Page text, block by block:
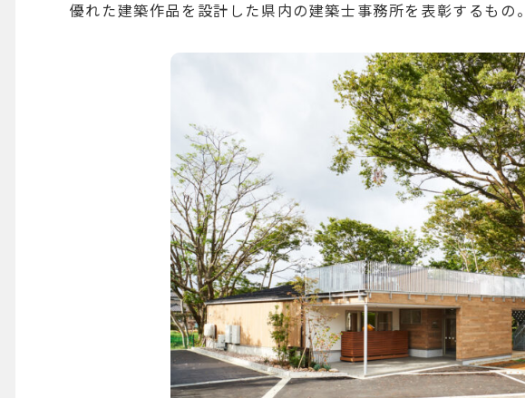
優れた建築作品を設計した県内の建築士事務所を表彰するもの。